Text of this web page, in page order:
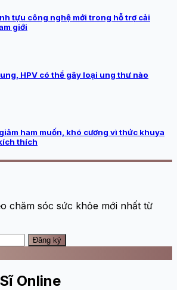
tựu công nghệ mới trong hỗ trợ cải
giới
HPV có thể gây loại ung thư nào
ham muốn, khó cương vì thức khuya
thích
chăm sóc sức khỏe mới nhất từ
Đăng ký
Online